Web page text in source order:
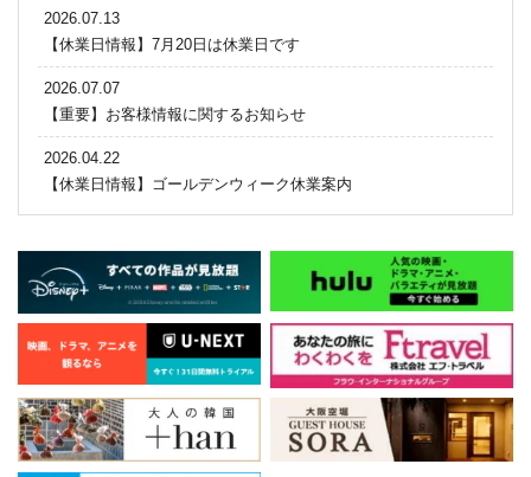
2026.07.13
【休業日情報】7月20日は休業日です
2026.07.07
【重要】お客様情報に関するお知らせ
2026.04.22
【休業日情報】ゴールデンウィーク休業案内